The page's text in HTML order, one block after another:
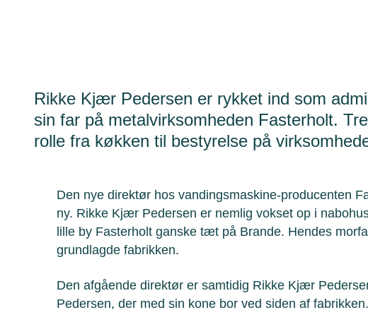
Rikke Kjær Pedersen er rykket ind som
sin far på metalvirksomheden Fasterholt.
rolle fra køkken til bestyrelse på
Den nye direktør hos vandingsmaskine-producenten
ny. Rikke Kjær Pedersen er nemlig vokset op i
lille by Fasterholt ganske tæt på Brande. Hendes
grundlagde fabrikken.
Den afgående direktør er samtidig Rikke Kjær
Pedersen, der med sin kone bor ved siden af